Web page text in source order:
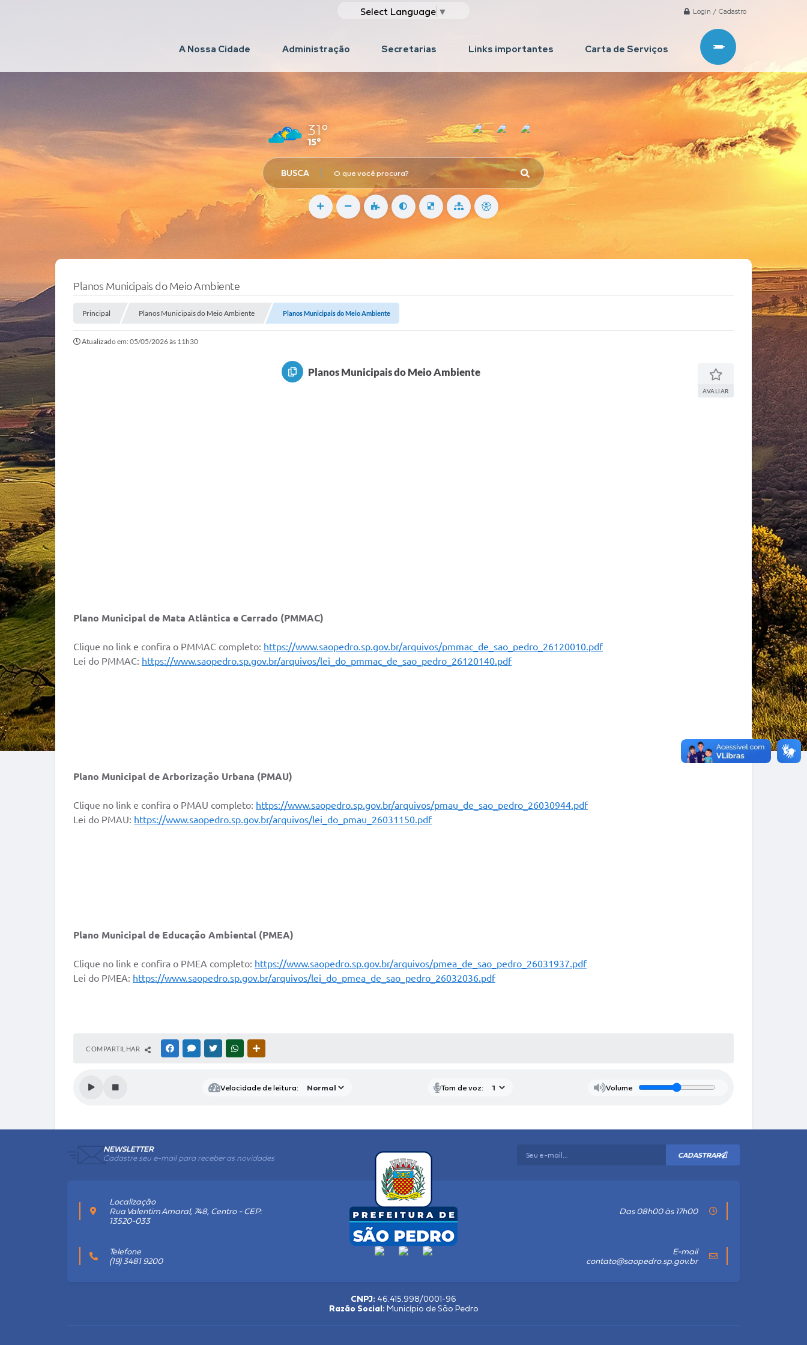
Login / Cadastro
Select Language ▼
A Nossa Cidade Administração Secretarias Links importantes Carta de Serviços
31°
15°
BUSCA
Planos Municipais do Meio Ambiente
Principal Planos Municipais do Meio Ambiente Planos Municipais do Meio Ambiente
Atualizado em: 05/05/2026 às 11h30
Planos Municipais do Meio Ambiente
AVALIAR
Plano Municipal de Mata Atlântica e Cerrado (PMMAC)
Clique no link e confira o PMMAC completo: https://www.saopedro.sp.gov.br/arquivos/pmmac_de_sao_pedro_26120010.pdf
Lei do PMMAC: https://www.saopedro.sp.gov.br/arquivos/lei_do_pmmac_de_sao_pedro_26120140.pdf
Plano Municipal de Arborização Urbana (PMAU)
Clique no link e confira o PMAU completo: https://www.saopedro.sp.gov.br/arquivos/pmau_de_sao_pedro_26030944.pdf
Lei do PMAU: https://www.saopedro.sp.gov.br/arquivos/lei_do_pmau_26031150.pdf
Plano Municipal de Educação Ambiental (PMEA)
Clique no link e confira o PMEA completo: https://www.saopedro.sp.gov.br/arquivos/pmea_de_sao_pedro_26031937.pdf
Lei do PMEA: https://www.saopedro.sp.gov.br/arquivos/lei_do_pmea_de_sao_pedro_26032036.pdf
COMPARTILHAR FACEBOOKMESSENGER
TWITTERWHATSAPP
Velocidade de leitura: Tom de voz: Volume
NEWSLETTER
Cadastre seu e-mail para receber as novidades
CADASTRAR
Localização
Rua Valentim Amaral, 748, Centro - CEP:
13520-033
Das 08h00 às 17h00
Telefone
(19) 3481 9200
E-mail
contato@saopedro.sp.gov.br
CNPJ: 46.415.998/0001-96
Razão Social: Município de São Pedro